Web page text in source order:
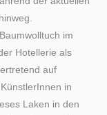
im
Hotellerie als
auf
in
Laken in den